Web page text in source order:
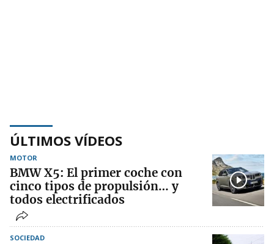
ÚLTIMOS VÍDEOS
MOTOR
BMW X5: El primer coche con
cinco tipos de propulsión… y
todos electrificados
SOCIEDAD